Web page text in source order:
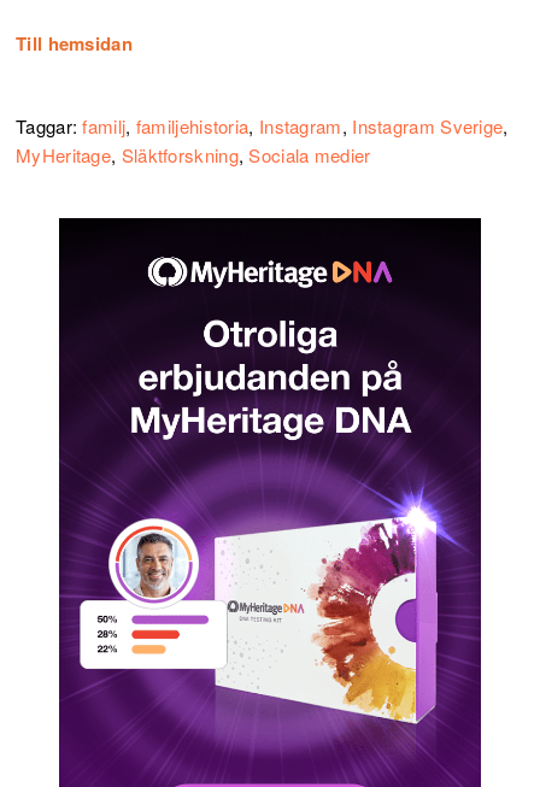
Till hemsidan
Taggar:familj, familjehistoria, Instagram, Instagram Sverige,
MyHeritage, Släktforskning,Sociala medier